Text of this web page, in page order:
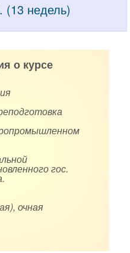
(13 недель)
о курсе
гос.
очная